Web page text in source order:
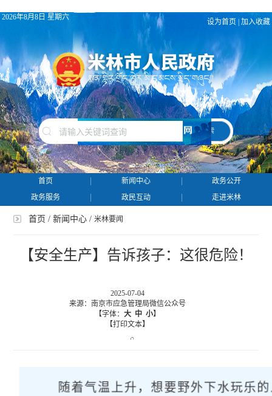
2026年8月8日 星期六
设为首页 加入收藏
搜 索
首页 新闻中心
政务公开
政务服务
政民互动 走进米林
首页 /新闻中心 /米林要闻
【安全生产】告诉孩子：这很危险！
2025-07-04
来源：南京市应急管理局微信公众号
【字体： 大 中 小】
【打印文本】